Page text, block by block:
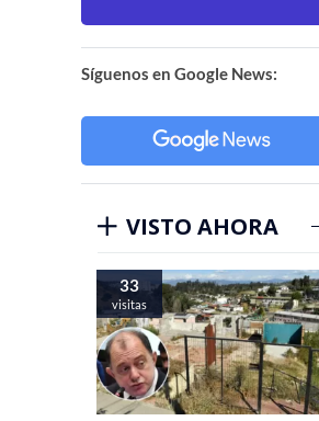
Síguenos en Google News:
VISTO AHORA
33
visitas